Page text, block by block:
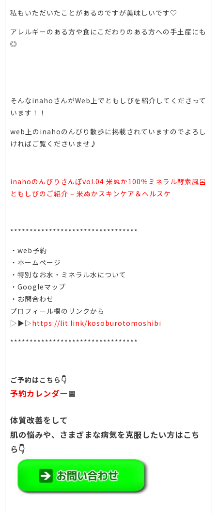
私もいただいたことがあるのですが美味しいです♡
アレルギーのある方や食にこだわりのある方への 手土産にも
◎
そんなinahoさんがWeb上で ともしびを紹介してくださって
います！！
web上のinahoのんびり散歩に掲載されていますので よろし
ければご覧くださいませ♪
inahoのんびりさんぽvol.04 米ぬか100％ミネラル酵素風呂
ともしびのご紹介 – 米ぬかスキンケア＆ヘルスケ
*********************************
・web予約
・ホームページ
・特別なお水・ミネラル水について
・Googleマップ
・お問合わせ
プロフィール欄のリンクから
▷▶︎▷https://lit.link/kosoburotomoshibi
*********************************
ご予約はこちら👇
予約カレンダー📅
体質改善をして
肌の悩みや、さまざまな病気を克服したい方はこち
ら👇